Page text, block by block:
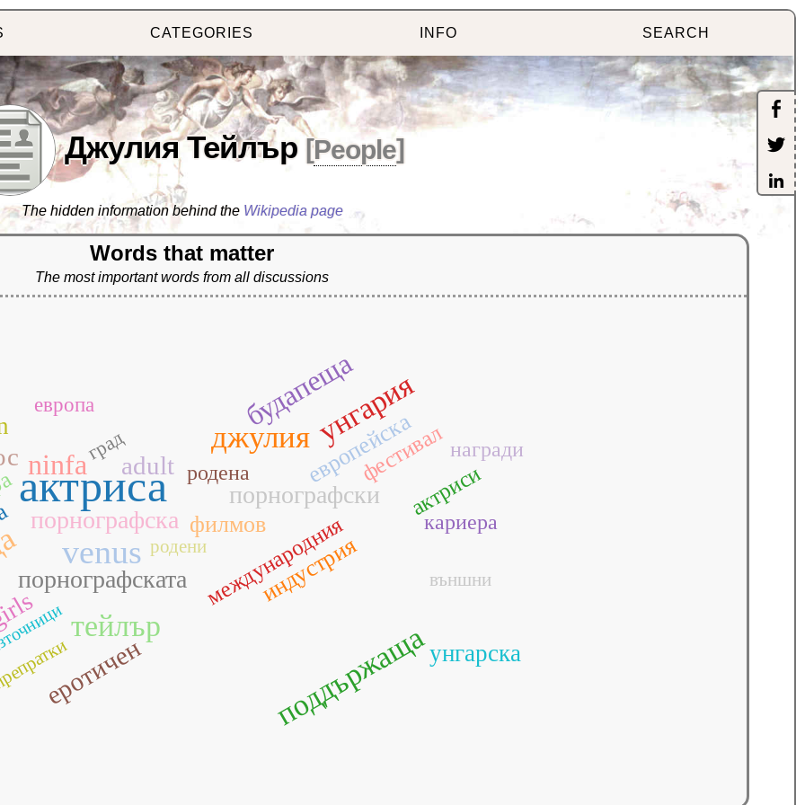
CATEGORIES INFO SEARCH
Джулия Тейлър [People]
The hidden information behind the Wikipedia page
Words that matter
The most important words from all discussions
актриса
venus
джулия
поддържаща
тейлър
унгария
ninfa
будапеща
adult
еротичен
порнографска
порнографската
порнографски
унгарска
европейска
индустрия
филмов
актриси
международния
фестивал
кариера
награди
родена
европа
град
външни
родени